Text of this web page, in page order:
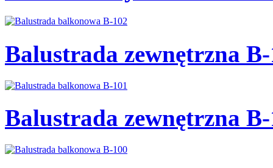
Balustrada zewnętrzna
Balustrada zewnętrzna